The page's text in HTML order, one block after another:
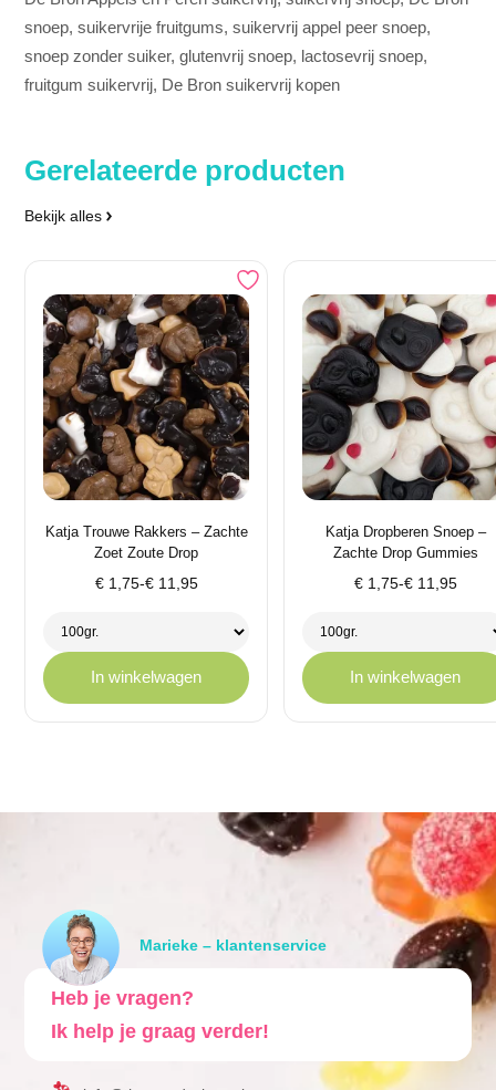
snoep, suikervrije fruitgums, suikervrij appel peer snoep,
snoep zonder suiker, glutenvrij snoep, lactosevrij snoep,
fruitgum suikervrij, De Bron suikervrij kopen
Gerelateerde producten
Bekijk alles
Katja Trouwe Rakkers – Zachte
Zoet Zoute Drop
€1,75-€11,95
Prijsklasse:
tot
€ 11,95
In winkelwagen
Katja Dropberen Snoep –
Zachte Drop Gummies
€1,75-€11,95
Prijsklasse:
tot
€ 11,95
In winkelwagen
Marieke – klantenservice
Heb je vragen?
Ik help je graag verder!